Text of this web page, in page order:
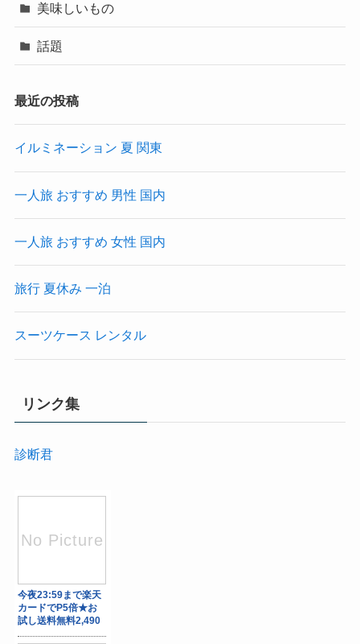
美味しいもの
話題
最近の投稿
イルミネーション 夏 関東
一人旅 おすすめ 男性 国内
一人旅 おすすめ 女性 国内
旅行 夏休み 一泊
スーツケース レンタル
リンク集
診断君